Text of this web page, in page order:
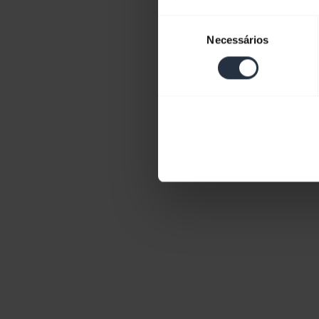
consentimento
Necessários